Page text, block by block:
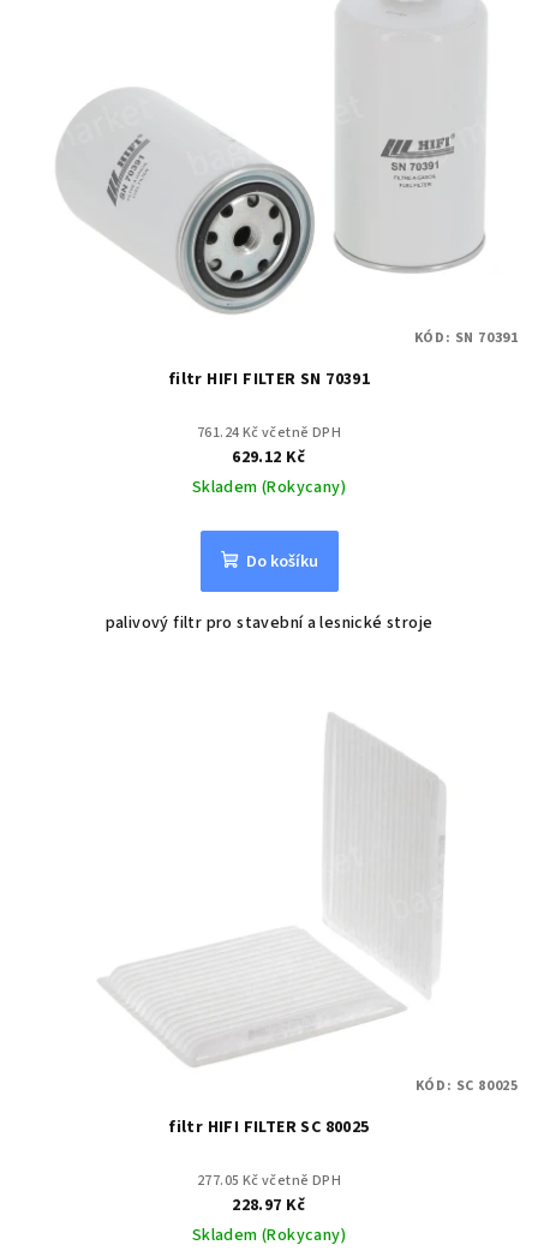
filtr HIFI FILTER SN 70391
761.24 Kč včetně DPH
629.12 Kč
Skladem (Rokycany)
Do košíku
palivový filtr pro stavební a lesnické stroje
KÓD: SN 70391
filtr HIFI FILTER SC 80025
277.05 Kč včetně DPH
228.97 Kč
Skladem (Rokycany)
KÓD: SC 80025